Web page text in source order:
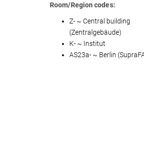
Room/Region codes:
Z- ~ Central building
(Zentralgebäude)
K- ~ Institut
AS23a- ~ Berlin